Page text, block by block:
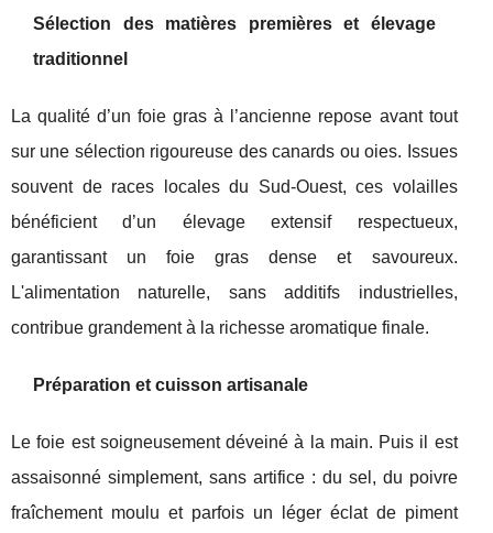
Sélection des matières premières et élevage
traditionnel
La qualité d’un foie gras à l’ancienne repose avant tout
sur une sélection rigoureuse des canards ou oies. Issues
souvent de races locales du Sud-Ouest, ces volailles
bénéficient d’un élevage extensif respectueux,
garantissant un foie gras dense et savoureux.
L'alimentation naturelle, sans additifs industrielles,
contribue grandement à la richesse aromatique finale.
Préparation et cuisson artisanale
Le foie est soigneusement déveiné à la main. Puis il est
assaisonné simplement, sans artifice : du sel, du poivre
fraîchement moulu et parfois un léger éclat de piment